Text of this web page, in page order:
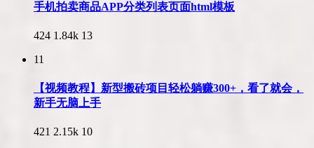
手机拍卖商品APP分类列表页面html模板
424 1.84k 13
11
【视频教程】新型搬砖项目轻松躺赚300+，看了就会，
新手无脑上手
421 2.15k 10